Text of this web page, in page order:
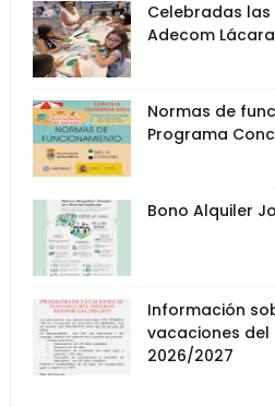
Celebradas
Adecom Lácara
Normas de
Programa
Bono Alquiler
Información
vacaciones del
2026/2027